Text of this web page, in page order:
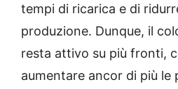
tempi di ricarica e di
produzione. Dunque, il
resta attivo su più fronti,
aumentare ancor di più le